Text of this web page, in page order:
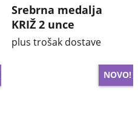
Srebrna medalja
KRIŽ 2 unce
plus trošak dostave
NOVO!